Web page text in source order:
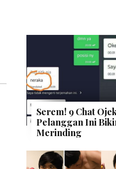
Serem! 9 Chat
Pelanggan Ini
Merinding